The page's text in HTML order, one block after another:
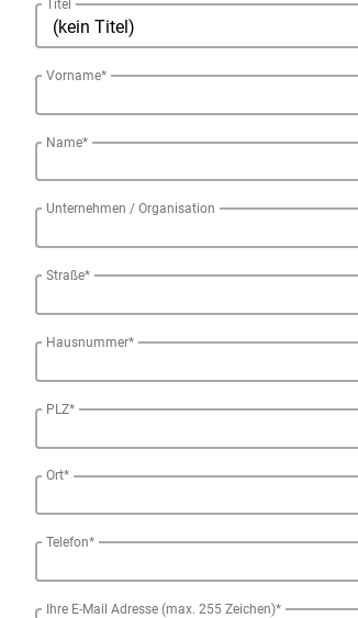
Vorname*
Name*
Unternehmen / Organisation
Straße*
Hausnummer*
PLZ*
Ort*
Telefon*
Ihre E-Mail Adresse (max. 255 Zeichen)*